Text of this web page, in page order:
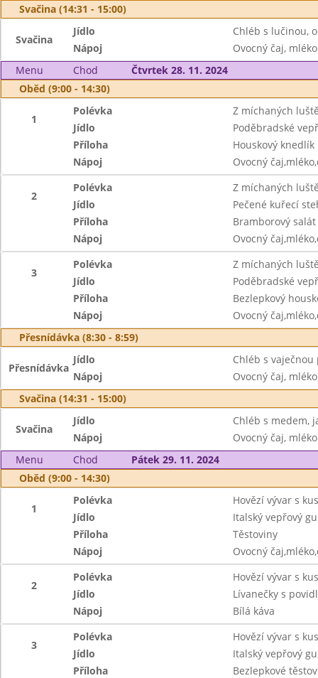
Svačina (14:31 - 15:00)
Svačina
Jídlo
Chléb s lučinou,
Nápoj
Ovocný čaj, mléko
Menu
Chod
Čtvrtek 28. 11. 2024
Oběd (9:00 - 14:30)
1
Polévka
Z míchaných
Jídlo
Poděbradské
Příloha
Houskový knedlík
Nápoj
Ovocný
2
Polévka
Z míchaných
Jídlo
Pečené kuřecí
Příloha
Bramborový salát
Nápoj
Ovocný
3
Polévka
Z míchaných
Jídlo
Poděbradské
Příloha
Bezlepkový
Nápoj
Ovocný
Přesnídávka (8:30 - 8:59)
Přesnídávka
Jídlo
Chléb s
Nápoj
Ovocný čaj, mléko
Svačina (14:31 - 15:00)
Svačina
Jídlo
Chléb s medem,
Nápoj
Ovocný čaj, mléko
Menu
Chod
Pátek 29. 11. 2024
Oběd (9:00 - 14:30)
1
Polévka
Hovězí vývar s
Jídlo
Italský vepřový
Příloha
Těstoviny
Nápoj
Ovocný
2
Polévka
Hovězí vývar s
Jídlo
Lívanečky s
Nápoj
Bílá káva
3
Polévka
Hovězí vývar s
Jídlo
Italský vepřový
Příloha
Bezlepkové